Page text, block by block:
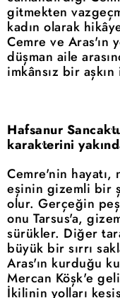
gitmekten
kadın olarak
Cemre ve Aras'ın
düşman aile
imkânsız bir aşkın
Hafsanur
karakterini
Cemre'nin hayatı,
eşinin gizemli bir
olur. Gerçeğin
onu Tarsus'a,
sürükler. Diğer
büyük bir sırrı
Aras'ın kurduğu
Mercan Köşk'e
İkilinin yolları